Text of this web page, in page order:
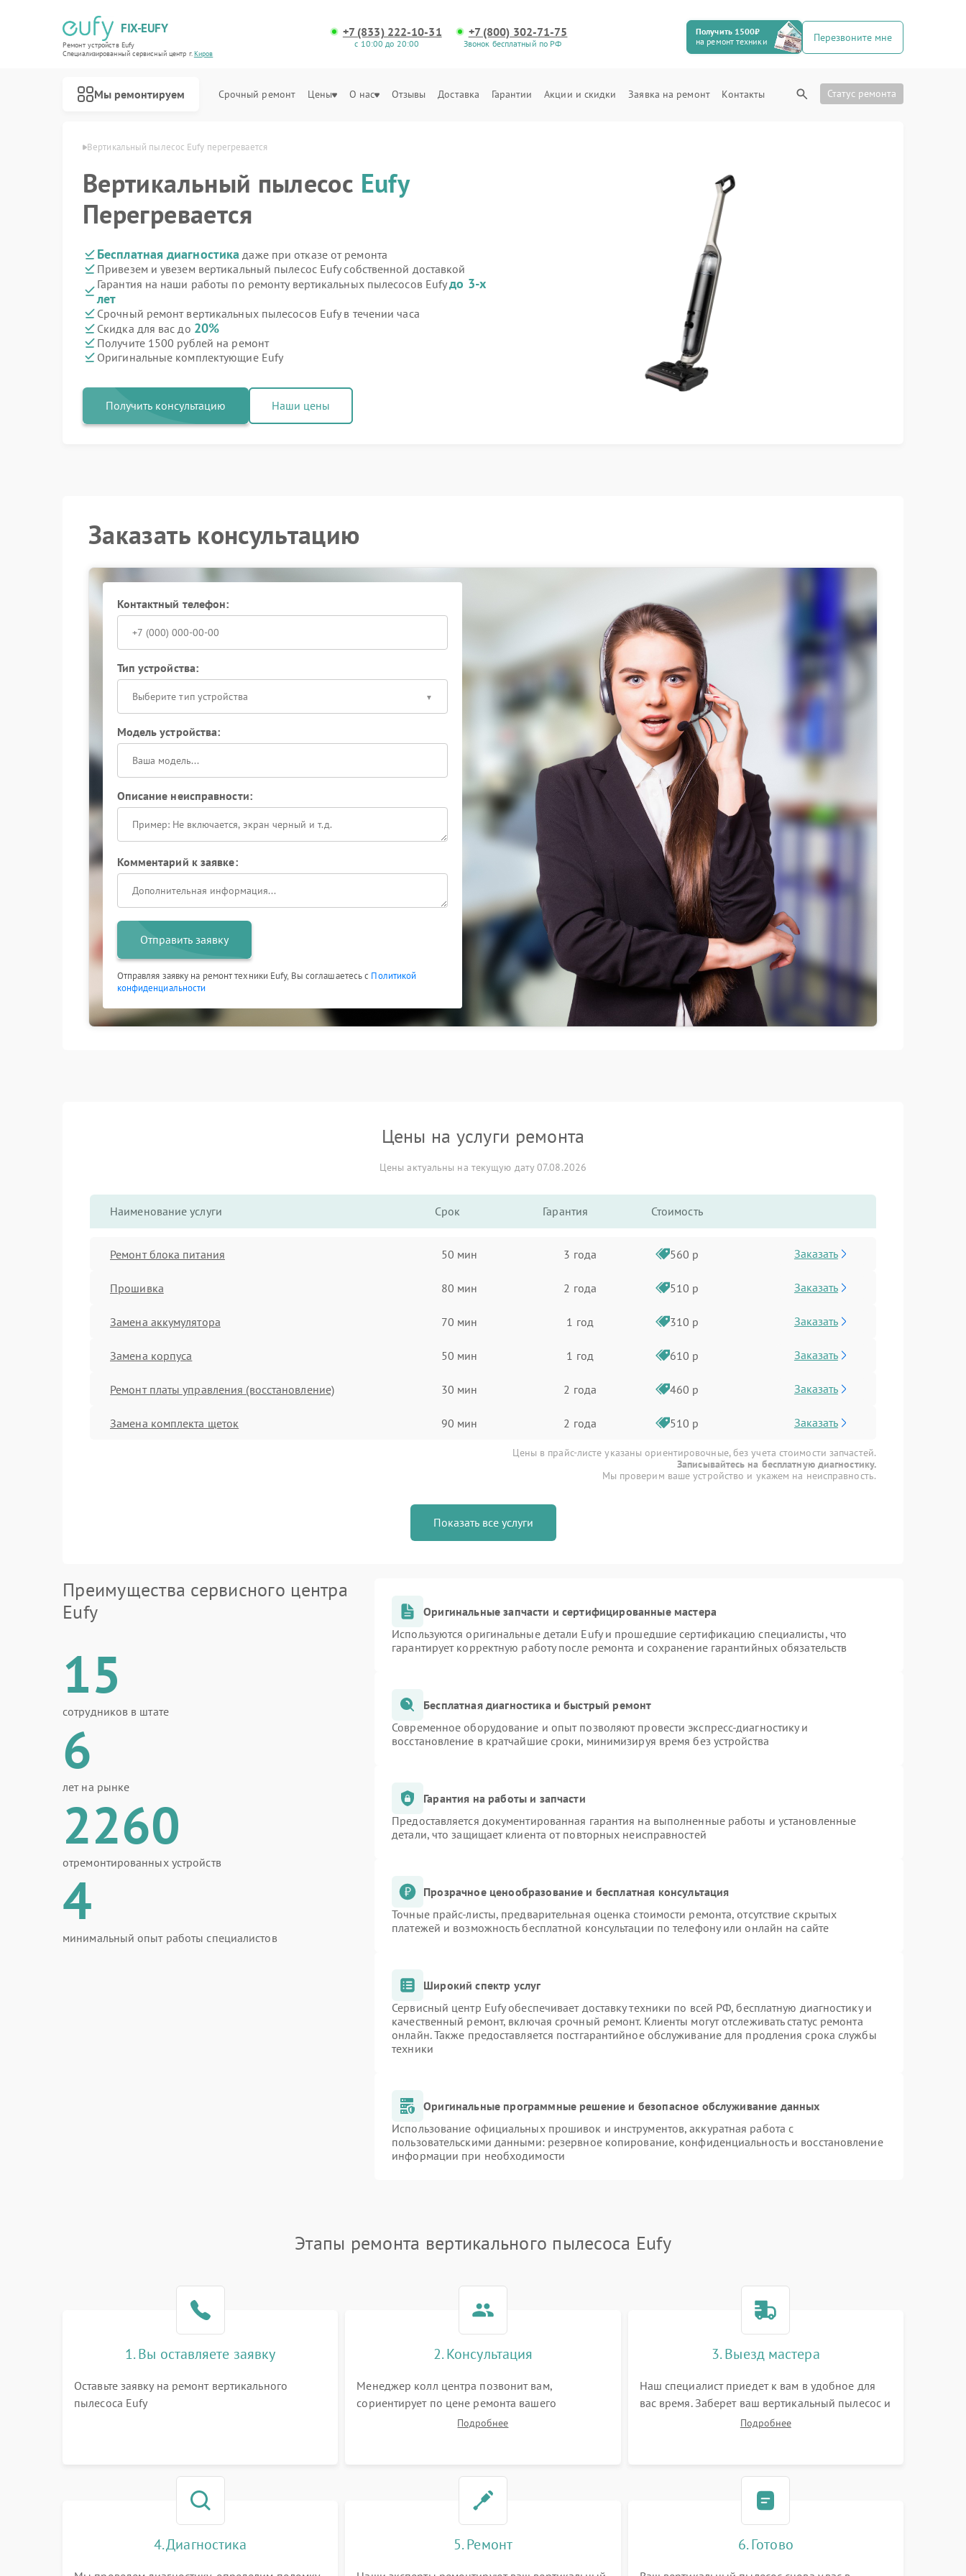
FIX-EUFY
Ремонт устройств Eufy
Специализированный cервисный центр г.Киров
+7 (833) 222-10-31
с 10:00 до 20:00
+7 (800) 302-71-75
Звонок бесплатный по РФ
Получить 1500₽
на ремонт техники
Перезвоните мне
Мы ремонтируем Срочный ремонт Цены О нас Отзывы Доставка Гарантии Акции и скидки Заявка на ремонт Контакты Статус ремонта
Eufy в Кирове Вертикальный пылесос Eufy перегревается
Вертикальный пылесос Eufy
Перегревается
Бесплатная диагностика даже при отказе от ремонта
Привезем и увезем вертикальный пылесос Eufy собственной доставкой
Гарантия на наши работы по ремонту вертикальных пылесосов Eufyдо 3-х
лет
Срочный ремонт вертикальных пылесосов Eufy в течении часа
Скидка для вас до 20%
Получите 1500 рублей на ремонт
Оригинальные комплектующие Eufy
Получить консультацию Наши цены
Заказать консультацию
Контактный телефон:
Тип устройства:
Выберите тип устройства
Модель устройства:
Описание неисправности:
Комментарий к заявке:
Отправить заявку
Отправляя заявку на ремонт техники Eufy, Вы соглашаетесь с Политикой
конфиденциальности
Цены на услуги ремонта
Цены актуальны на текущую дату 07.08.2026
Наименование услуги Срок Гарантия Стоимость
Ремонт блока питания 50 мин 3 года 560 р Заказать
Прошивка 80 мин 2 года 510 р Заказать
Замена аккумулятора 70 мин 1 год 310 р Заказать
Замена корпуса 50 мин 1 год 610 р Заказать
Ремонт платы управления (восстановление) 30 мин 2 года 460 р Заказать
Замена комплекта щеток 90 мин 2 года 510 р Заказать
Цены в прайс-листе указаны ориентировочные, без учета стоимости запчастей.
Записывайтесь на бесплатную диагностику.
Мы проверим ваше устройство и укажем на неисправность.
Показать все услуги
Преимущества сервисного центра
Eufy
15
сотрудников в штате
6
лет на рынке
2260
отремонтированных устройств
4
минимальный опыт работы специалистов
Оригинальные запчасти и сертифицированные мастера
Используются оригинальные детали Eufy и прошедшие сертификацию специалисты, что
гарантирует корректную работу после ремонта и сохранение гарантийных обязательств
Бесплатная диагностика и быстрый ремонт
Современное оборудование и опыт позволяют провести экспресс-диагностику и
восстановление в кратчайшие сроки, минимизируя время без устройства
Гарантия на работы и запчасти
Предоставляется документированная гарантия на выполненные работы и установленные
детали, что защищает клиента от повторных неисправностей
Прозрачное ценообразование и бесплатная консультация
Точные прайс-листы, предварительная оценка стоимости ремонта, отсутствие скрытых
платежей и возможность бесплатной консультации по телефону или онлайн на сайте
Широкий спектр услуг
Сервисный центр Eufy обеспечивает доставку техники по всей РФ, бесплатную диагностику и
качественный ремонт, включая срочный ремонт. Клиенты могут отслеживать статус ремонта
онлайн. Также предоставляется постгарантийное обслуживание для продления срока службы
техники
Оригинальные программные решение и безопасное обслуживание данных
Использование официальных прошивок и инструментов, аккуратная работа с
пользовательскими данными: резервное копирование, конфиденциальность и восстановление
информации при необходимости
Этапы ремонта вертикального пылесоса Eufy
1. Вы оставляете заявку
Оставьте заявку на ремонт вертикального
пылесоса Eufy
2. Консультация
Менеджер колл центра позвонит вам,
сориентирует по цене ремонта вашего
вертикального пылесоса а также ответит на все
Подробнее
3. Выезд мастера
Наш специалист приедет к вам в удобное для
вас время. Заберет ваш вертикальный пылесос и
привезет на склад для диагностики.
Подробнее
4. Диагностика 5. Ремонт 6. Готово